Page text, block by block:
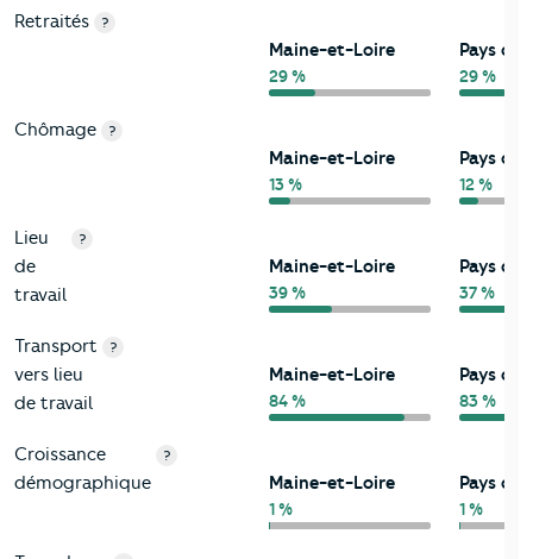
Retraités ?
Maine-et-Loire
29 %
Pays de
29 %
Chômage ?
Maine-et-Loire
13 %
Pays de
12 %
Lieu
de
travail
?
Maine-et-Loire
39 %
Pays de
37 %
Transport
vers lieu
de travail
?
Maine-et-Loire
84 %
Pays de
83 %
Croissance
démographique
?
Maine-et-Loire
1 %
Pays de
1 %